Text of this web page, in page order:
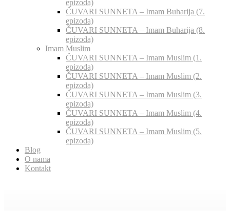
epizoda)
ČUVARI SUNNETA – Imam Buharija (7.
epizoda)
ČUVARI SUNNETA – Imam Buharija (8.
epizoda)
Imam Muslim
ČUVARI SUNNETA – Imam Muslim (1.
epizoda)
ČUVARI SUNNETA – Imam Muslim (2.
epizoda)
ČUVARI SUNNETA – Imam Muslim (3.
epizoda)
ČUVARI SUNNETA – Imam Muslim (4.
epizoda)
ČUVARI SUNNETA – Imam Muslim (5.
epizoda)
Blog
O nama
Kontakt